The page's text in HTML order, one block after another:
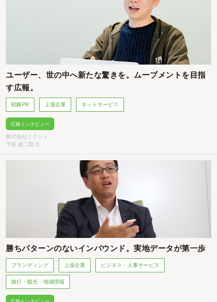
ユーザー、世の中へ新たな驚きを。ムーブメントを目指
す広報。
戦略PR 上場企業 ネットサービス
広報インタビュー
株式会社ミクシィ
下田 健二朗 氏
勝ちパターンのないインバウンド。実地データが第一歩
ブランディング 上場企業 ビジネス・人事サービス
旅行・観光・地域情報